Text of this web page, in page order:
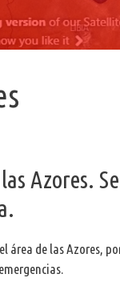
Azores.
área de las Azores,